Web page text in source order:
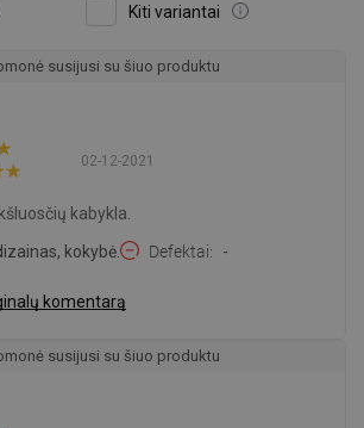
Kiti variantai
susijusi su šiuo produktu
02-12-2021
kabykla.
kokybė. Defektai -
komentarą
susijusi su šiuo produktu